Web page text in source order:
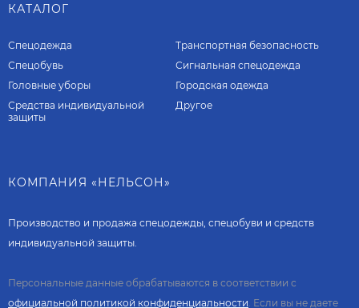
КАТАЛОГ
Спецодежда
Спецобувь
Головные уборы
Средства индивидуальной
защиты
Транспортная безопасность
Сигнальная спецодежда
Городская одежда
Другое
КОМПАНИЯ «НЕЛЬСОН»
Производство и продажа спецодежды, спецобуви и средств
индивидуальной защиты.
Персональные данные обрабатываются в соответствии с
официальной политикой конфиденциальности. Если вы не даете